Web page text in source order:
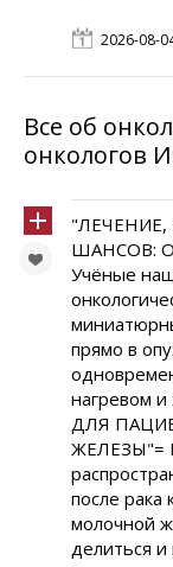
2026-08-
Все об
онкологов
"ЛЕЧЕНИЕ,
ШАНСОВ:
Учёные
прямо в
нагревом
ДЛЯ
ЖЕЛЕЗЫ"=
после рака
молочной
делиться